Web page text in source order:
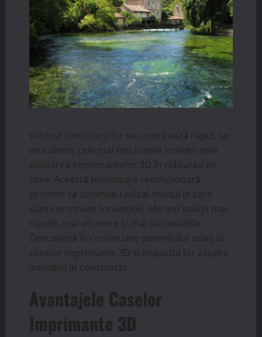
Viitorul construcțiilor se conturează rapid, iar
una dintre cele mai fascinante inovații este
utilizarea imprimantelor 3D în ridicarea de
case. Această tehnologie revoluționară
promite să schimbe radical modul în care
sunt construite locuințele, oferind soluții mai
rapide, mai eficiente și mai sustenabile.
Descoperă în continuare potențialul uriaș al
caselor imprimante 3D și impactul lor asupra
inovației în construcții.
Avantajele Caselor
Imprimante 3D